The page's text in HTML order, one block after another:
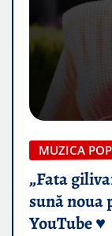
MUZICA
„Fata
sună noua
YouTube ♥️